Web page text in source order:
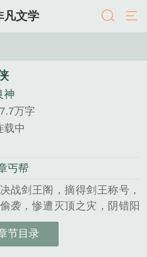
凡文学
神
万字
载中
丐帮
战剑王阁，摘得剑王称号，
袭，惨遭灭顶之灾，阴错阳
千雪，从此踏入是非江湖，
龙，除恶霸，降魔僧，战五
节目录